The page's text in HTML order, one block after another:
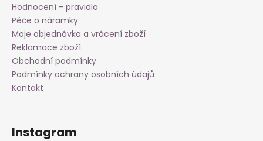
Hodnocení - pravidla
Péče o náramky
Moje objednávka a vrácení zboží
Reklamace zboží
Obchodní podmínky
Podmínky ochrany osobních údajů
Kontakt
Instagram